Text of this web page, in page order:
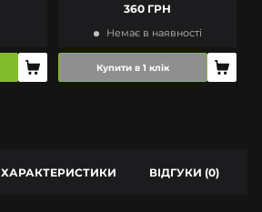
360 ГРН
Немає в наявності
Купити в 1 клік
ХАРАКТЕРИСТИКИ ВІДГУКИ (0)